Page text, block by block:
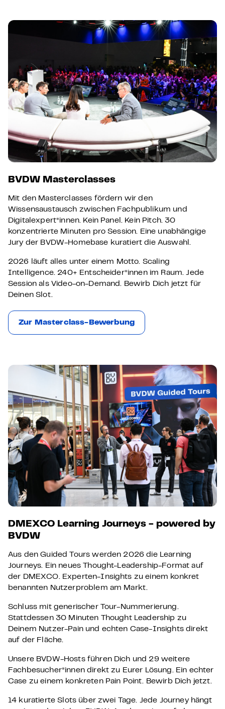
BVDW Masterclasses
Mit den Masterclasses fördern wir den
Wissensaustausch zwischen Fachpublikum und
Digitalexpert*innen. Kein Panel. Kein Pitch. 30
konzentrierte Minuten pro Session. Eine unabhängige
Jury der BVDW-Homebase kuratiert die Auswahl.
2026 läuft alles unter einem Motto. Scaling
Intelligence. 240+ Entscheider*innen im Raum. Jede
Session als Video-on-Demand. Bewirb Dich jetzt für
Deinen Slot.
Zur Masterclass-Bewerbung
DMEXCO Learning Journeys - powered by
BVDW
Aus den Guided Tours werden 2026 die Learning
Journeys. Ein neues Thought-Leadership-Format auf
der DMEXCO. Experten-Insights zu einem konkret
benannten Nutzerproblem am Markt.
Schluss mit generischer Tour-Nummerierung.
Stattdessen 30 Minuten Thought Leadership zu
Deinem Nutzer-Pain und echten Case-Insights direkt
auf der Fläche.
Unsere BVDW-Hosts führen Dich und 29 weitere
Fachbesucher*innen direkt zu Eurer Lösung. Ein echter
Case zu einem konkreten Pain Point. Bewirb Dich jetzt.
14 kuratierte Slots über zwei Tage. Jede Journey hängt